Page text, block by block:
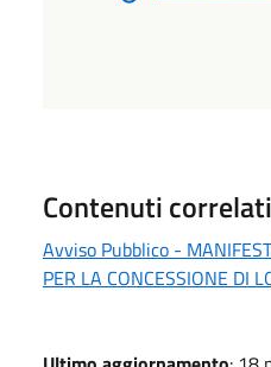
Contenuti correlati
Avviso Pubblico -
PER LA CONCESSIONE DI